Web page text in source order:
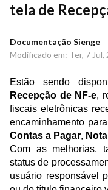
tela de
Documentação Sienge
Modificado em: Ter, 7 Jul,
Estão sendo
Recepção de NF-e,
fiscais eletrônicas
encaminhamento
Contas a Pagar,
Com as melhorias,
status de
usuário responsável